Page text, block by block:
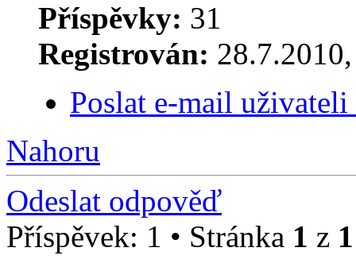
Příspěvky: 31
Registrován:
Poslat e-mail
Nahoru
Odeslat odpověď
Příspěvek: 1 • Stránka 1 z 1